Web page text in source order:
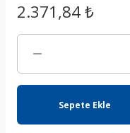
2.371,84 ₺
Sepete Ekle